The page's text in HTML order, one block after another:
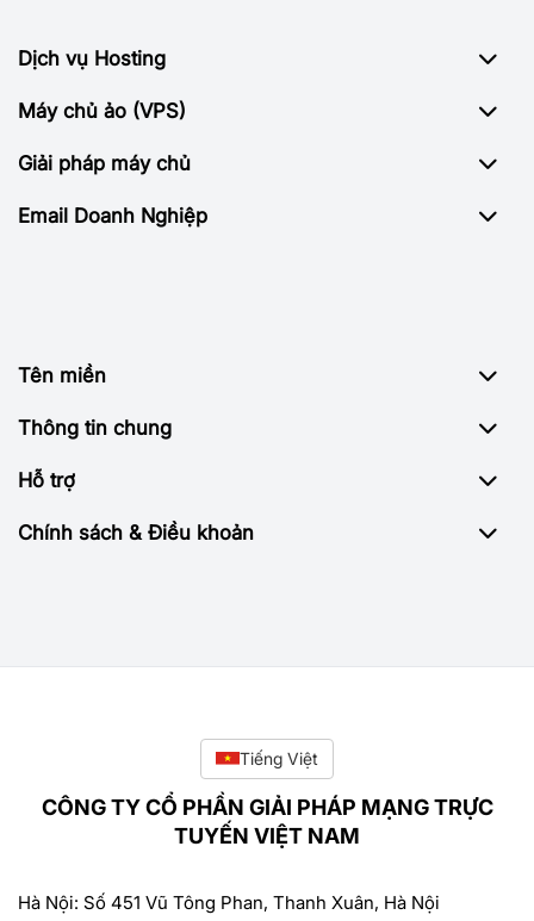
Dịch vụ Hosting
Máy chủ ảo (VPS)
Giải pháp máy chủ
Email Doanh Nghiệp
Tên miền
Thông tin chung
Hỗ trợ
Chính sách & Điều khoản
Tiếng Việt
CÔNG TY CỔ PHẦN GIẢI PHÁP MẠNG TRỰC
TUYẾN VIỆT NAM
Hà Nội: Số 451 Vũ Tông Phan, Thanh Xuân, Hà Nội